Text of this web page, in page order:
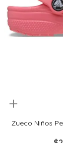
Zueco Niños